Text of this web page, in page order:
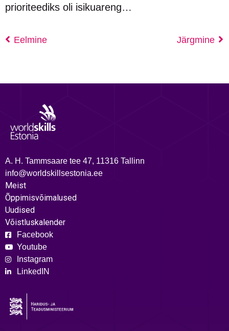
prioriteediks oli isikuareng…
Eelmine Järgmine
A. H. Tammsaare tee 47, 11316 Tallinn
info@worldskillsestonia.ee
Meist
Õppimisvõimalused
Uudised
Võistluskalender
Facebook
Youtube
Instagram
LinkedIN